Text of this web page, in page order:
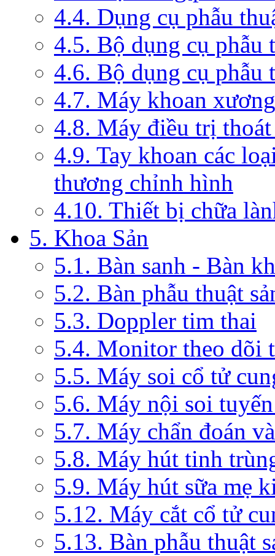
4.4. Dụng cụ phẫu
4.5. Bộ dụng cụ phẫu
4.6. Bộ dụng cụ phẫu
4.7. Máy khoan
4.8. Máy điều trị
4.9. Tay khoan các
thương chỉnh hình
4.10. Thiết bị chữa
5. Khoa Sản
5.1. Bàn sanh - Bàn
5.2. Bàn phẫu thuật
5.3. Doppler tim thai
5.4. Monitor theo dõi
5.5. Máy soi cổ tử
5.6. Máy nội soi
5.7. Máy chẩn đoán
5.8. Máy hút tinh
5.9. Máy hút sữa mẹ
5.12. Máy cắt cổ tử
5.13. Bàn phẫu thuật